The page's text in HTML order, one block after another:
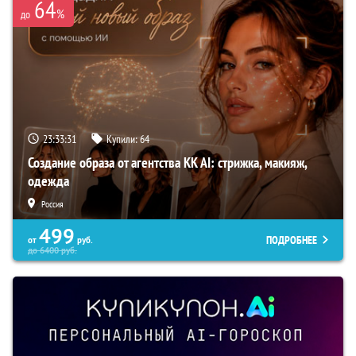
до 64%
23:33:30 Купили:64
Создание образа от агентства KK AI: стрижка, макияж,
одежда
Россия
от 499 руб.
до6400руб.
ПОДРОБНЕЕ